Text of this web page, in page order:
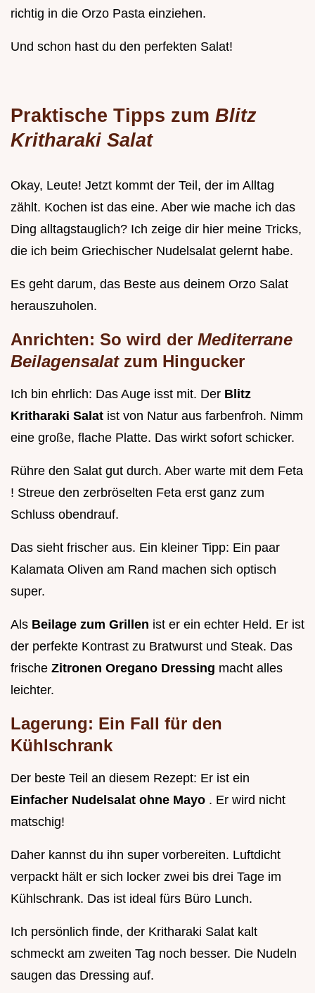
richtig in die Orzo Pasta einziehen.
Und schon hast du den perfekten Salat!
Praktische Tipps zum Blitz
Kritharaki Salat
Okay, Leute! Jetzt kommt der Teil, der im Alltag
zählt. Kochen ist das eine. Aber wie mache ich das
Ding alltagstauglich? Ich zeige dir hier meine Tricks,
die ich beim Griechischer Nudelsalat gelernt habe.
Es geht darum, das Beste aus deinem Orzo Salat
herauszuholen.
Anrichten: So wird der Mediterrane
Beilagensalat zum Hingucker
Ich bin ehrlich: Das Auge isst mit. Der Blitz
Kritharaki Salat ist von Natur aus farbenfroh. Nimm
eine große, flache Platte. Das wirkt sofort schicker.
Rühre den Salat gut durch. Aber warte mit dem Feta
! Streue den zerbröselten Feta erst ganz zum
Schluss obendrauf.
Das sieht frischer aus. Ein kleiner Tipp: Ein paar
Kalamata Oliven am Rand machen sich optisch
super.
Als Beilage zum Grillen ist er ein echter Held. Er ist
der perfekte Kontrast zu Bratwurst und Steak. Das
frische Zitronen Oregano Dressing macht alles
leichter.
Lagerung: Ein Fall für den
Kühlschrank
Der beste Teil an diesem Rezept: Er ist ein
Einfacher Nudelsalat ohne Mayo . Er wird nicht
matschig!
Daher kannst du ihn super vorbereiten. Luftdicht
verpackt hält er sich locker zwei bis drei Tage im
Kühlschrank. Das ist ideal fürs Büro Lunch.
Ich persönlich finde, der Kritharaki Salat kalt
schmeckt am zweiten Tag noch besser. Die Nudeln
saugen das Dressing auf.